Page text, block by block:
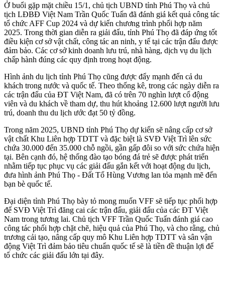
Ở buổi gặp mặt chiều 15/1, chủ tịch UBND tỉnh Phú Thọ và chủ
tịch LĐBĐ Việt Nam Trần Quốc Tuấn đã đánh giá kết quả công tác
tổ chức AFF Cup 2024 và dự kiến chương trình phối hợp năm
2025. Trong thời gian diễn ra giải đấu, tỉnh Phú Thọ đã đáp ứng tốt
điều kiện cơ sở vật chất, công tác an ninh, y tế tại các trận đấu được
đảm bảo. Các cơ sở kinh doanh lưu trú, nhà hàng, dịch vụ du lịch
chấp hành đúng các quy định trong hoạt động.
Hình ảnh du lịch tỉnh Phú Thọ cũng được đẩy mạnh đến cả du
khách trong nước và quốc tế. Theo thống kê, trong các ngày diễn ra
các trận đấu của ĐT Việt Nam, đã có trên 70 nghìn lượt cổ động
viên và du khách về tham dự, thu hút khoảng 12.600 lượt người lưu
trú, doanh thu du lịch ước đạt 50 tỷ đồng.
Trong năm 2025, UBND tỉnh Phú Thọ dự kiến sẽ nâng cấp cơ sở
vật chất Khu Liên hợp TDTT và đặc biệt là SVĐ Việt Trì lên sức
chứa 30.000 đến 35.000 chỗ ngồi, gần gấp đôi so với sức chứa hiện
tại. Bên cạnh đó, hệ thống đào tạo bóng đá trẻ sẽ được phát triển
nhằm tiếp tục phục vụ các giải đấu gắn kết với hoạt động du lịch,
đưa hình ảnh Phú Thọ - Đất Tổ Hùng Vương lan tỏa mạnh mẽ đến
bạn bè quốc tế.
Đại diện tỉnh Phú Thọ bày tỏ mong muốn VFF sẽ tiếp tục phối hợp
để SVĐ Việt Trì đăng cai các trận đấu, giải đấu của các ĐT Việt
Nam trong tương lai. Chủ tịch VFF Trần Quốc Tuấn đánh giá cao
công tác phối hợp chặt chẽ, hiệu quả của Phú Thọ, và cho rằng, chủ
trương cải tạo, nâng cấp quy mô Khu Liên hợp TDTT và sân vận
động Việt Trì đảm bảo tiêu chuẩn quốc tế sẽ là tiền đề thuận lợi để
tổ chức các giải đấu lớn tại đây.